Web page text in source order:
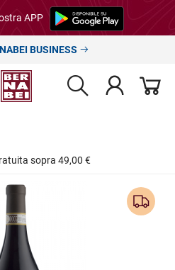
APP
BUSINESS
sopra 49,00 €